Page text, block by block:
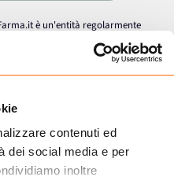
contenuti ed
dei social media e per
inoltre
è un'entità regolarmente
la vendita online di